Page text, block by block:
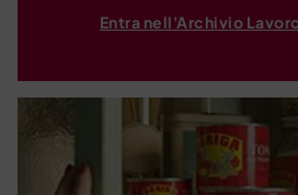
Entra nell'Archivio